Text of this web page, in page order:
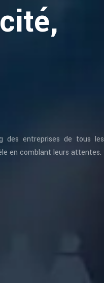
des entreprises de tous les
en comblant leurs attentes.